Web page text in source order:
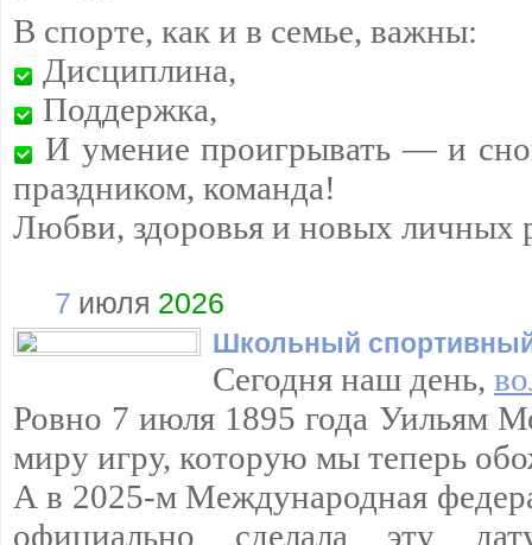
В спорте, как и в семье, важны:
Дисциплина,
Поддержка,
И умение проигрывать — и
праздником, команда!
Любви, здоровья и новых личных
7 июля 2026
Школьный
Сегодня наш день,
Ровно 7 июля 1895 года Уильям
миру игру, которую мы теперь
А в 2025-м Международная
официально сделала эту